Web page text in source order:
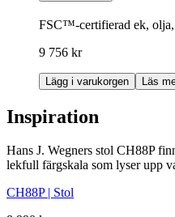
FSC™-certifierad ek,
9 756 kr
Lägg i varukorgen Läs
Inspiration
Hans J. Wegners stol CH88P
lekfull färgskala som lyser upp
CH88P | Stol